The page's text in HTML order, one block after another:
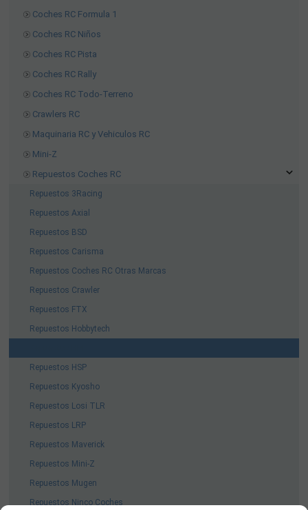
Coches RC Formula 1
Coches RC Niños
Coches RC Pista
Coches RC Rally
Coches RC Todo-Terreno
Crawlers RC
Maquinaria RC y Vehiculos RC
Mini-Z
Repuestos Coches RC
Repuestos 3Racing
Repuestos Axial
Repuestos BSD
Repuestos Carisma
Repuestos Coches RC Otras Marcas
Repuestos Crawler
Repuestos FTX
Repuestos Hobbytech
Repuestos HSP
Repuestos Kyosho
Repuestos Losi TLR
Repuestos LRP
Repuestos Maverick
Repuestos Mini-Z
Repuestos Mugen
Repuestos Ninco Coches